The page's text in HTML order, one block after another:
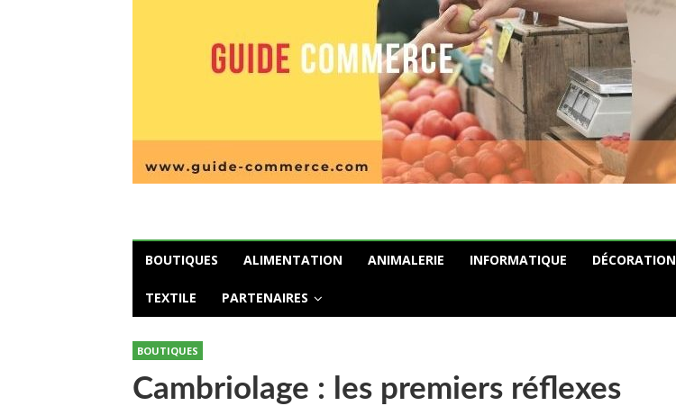
BOUTIQUES ALIMENTATION ANIMALERIE INFORMATIQUE DÉCORATION
TEXTILE PARTENAIRES
BOUTIQUES
Cambriolage : les premiers réflexes